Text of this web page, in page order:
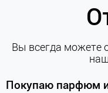
Вы всегда можете
Покупаю парфюм